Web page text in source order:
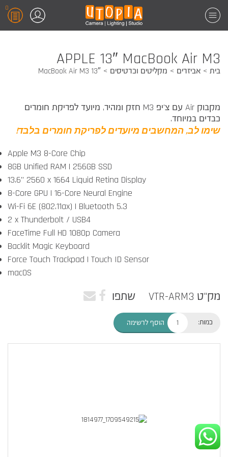
0
APPLE 13″ MacBook Air M3
בית אביזרים מקליטים וכרטיסים 13″ MacBook Air M3
מקבוק Air עם צ'יפ M3 חזק ומהיר, מיועד לפריקת חומרים
כבדים במיוחד.
שימו לב, המחשבים מיועדים לפריקת חומרים בלבד!
Apple M3 8-Core Chip
8GB Unified RAM | 256GB SSD
13.6" 2560 x 1664 Liquid Retina Display
8-Core GPU | 16-Core Neural Engine
Wi-Fi 6E (802.11ax) | Bluetooth 5.3
2 x Thunderbolt / USB4
FaceTime Full HD 1080p Camera
Backlit Magic Keyboard
Force Touch Trackpad | Touch ID Sensor
macOS
מק"ט VTR-ARM3 שתפו
כמות: הוסף לרשימה